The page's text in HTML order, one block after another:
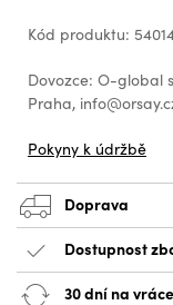
Kód produktu:
Dovozce: O-global
Praha,
Pokyny k údržbě
Doprava
Dostupnost
30 dní na